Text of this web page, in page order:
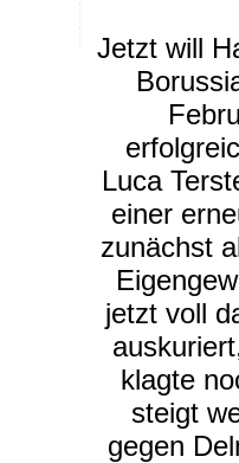
Jetzt will
Luca
einer
zunächst
jetzt voll
klagte
steigt
gegen